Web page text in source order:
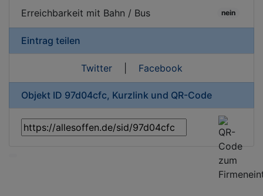
Erreichbarkeit mit Bahn / Bus nein
Eintrag teilen
Twitter| Facebook
Objekt ID 97d04cfc, Kurzlink und QR-Code